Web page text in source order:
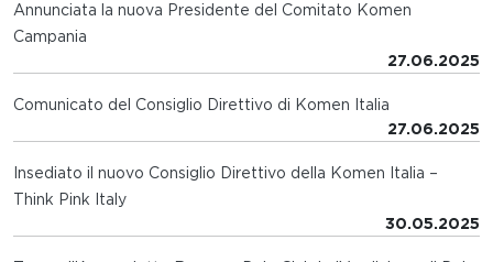
Annunciata la nuova Presidente del Comitato Komen
Campania
27.06.2025
Comunicato del Consiglio Direttivo di Komen Italia
27.06.2025
Insediato il nuovo Consiglio Direttivo della Komen Italia –
Think Pink Italy
30.05.2025